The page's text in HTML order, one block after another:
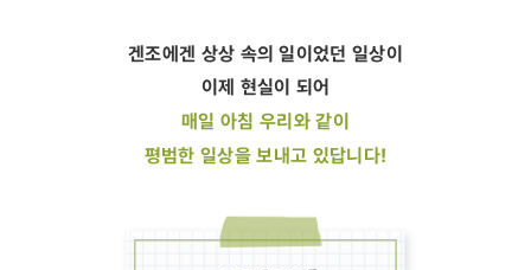
겐조에겐 상상 속의 일이었던 일상이
이제 현실이 되어
매일 아침 우리와 같이
평범한 일상을 보내고 있답니다!